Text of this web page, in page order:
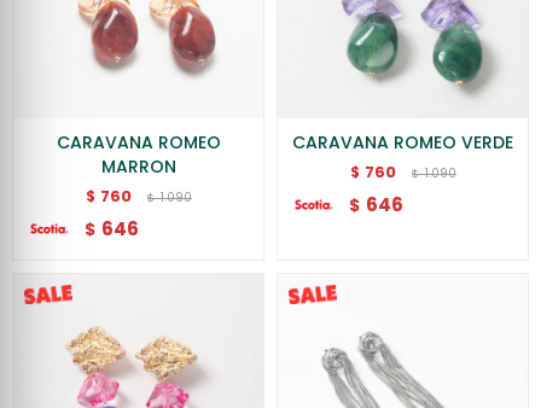
CARAVANA ROMEO
MARRON
$ 760 $ 1.090
$ 646
CARAVANA ROMEO VERDE
$ 760 $ 1.090
$ 646